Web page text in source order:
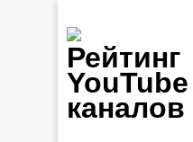
Рейтинг
YouTube
каналов